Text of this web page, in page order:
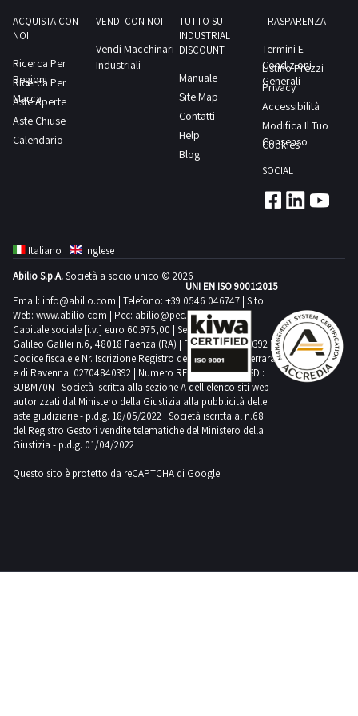
mercato
un grosso
risparmio.
Registrati al
portale per
partecipare
a tutte le
aste che ti
interessano.
momento i
documenti
relativi ai
preferiti.
Accedi alla
sezione
Oggetti
Osservati
del tuo
account per
controllare
in tempo
reale i
rilanci dei
tuoi
avversari e
verificare se
l'asta.
Scegli la
aspiranti
ACQUISTA CON
NOI
Ricerca Per
Regioni
Ricerca Per
Marca
Aste Aperte
Aste Chiuse
Calendario
VENDI CON NOI
Vendi Macchinari
Industriali
TUTTO SU
INDUSTRIAL
DISCOUNT
Manuale
Site Map
Contatti
Help
Blog
TRASPARENZA
Termini E
Condizioni
Generali
Listino Prezzi
Privacy
Accessibilità
Modifica Il Tuo
Consenso
Cookies
SOCIAL
Italiano
Inglese
Abilio S.p.A.Società a socio unico © 2026
Email: info@abilio.com | Telefono: +39 0546 046747 | Sito
Web: www.abilio.com | Pec: abilio@pec.illimity.com
Capitale sociale [i.v.] euro 60.975,00 | Sede legale in Via
Galileo Galilei n.6, 48018 Faenza (RA) | P.IVA: 02704840392 |
Codice fiscale e Nr. Iscrizione Registro delle Imprese di Ferrara
e di Ravenna: 02704840392 | Numero REA RA 224830 | SDI:
SUBM70N | Società iscritta alla sezione A dell'elenco siti web
autorizzati dal Ministero della Giustizia alla pubblicità delle
aste giudiziarie - p.d.g. 18/05/2022 | Società iscritta al n.68
del Registro Gestori vendite telematiche del Ministero della
Giustizia - p.d.g. 01/04/2022
Questo sito è protetto da reCAPTCHA di Google
UNI EN ISO 9001:2015